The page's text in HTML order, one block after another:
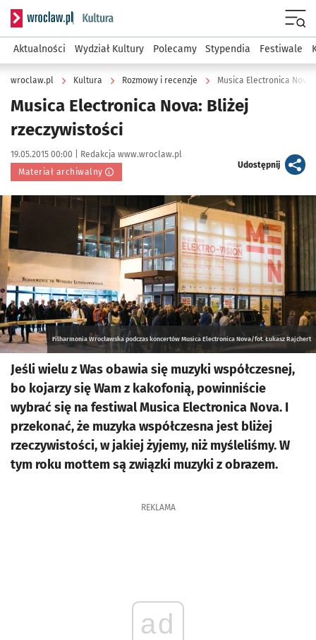
Serwis informacyjny wroclaw.pl podserwis: Kultura
Aktualności Wydział Kultury Polecamy Stypendia Festiwale
wroclaw.pl Kultura Rozmowy i recenzje Musica Electronica
Musica Electronica Nova: Bliżej
rzeczywistości
Data publikacji:
19.05.2015 00:00 | Autor:
Redakcja www.wroclaw.pl
Materiał archiwalny
Udostępnijartykuł
Kliknij, aby powiększyć
Filharmonia Wrocławska podczas koncertów Musica Electronica Nova/fot. Łukasz Rajchert
Jeśli wielu z Was obawia się muzyki współczesnej,
bo kojarzy się Wam z kakofonią, powinniście
wybrać się na festiwal Musica Electronica Nova. I
przekonać, że muzyka współczesna jest bliżej
rzeczywistości, w jakiej żyjemy, niż myśleliśmy. W
tym roku mottem są związki muzyki z obrazem.
REKLAMA
ad